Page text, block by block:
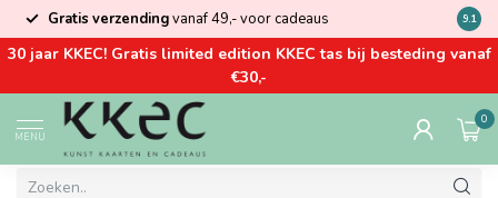
Gratis verzendingvanaf 49,- voor cadeaus Kom
9.1
30 jaar KKEC! Gratis limited edition KKEC tas bij besteding vanaf
€30,-
MENU
0